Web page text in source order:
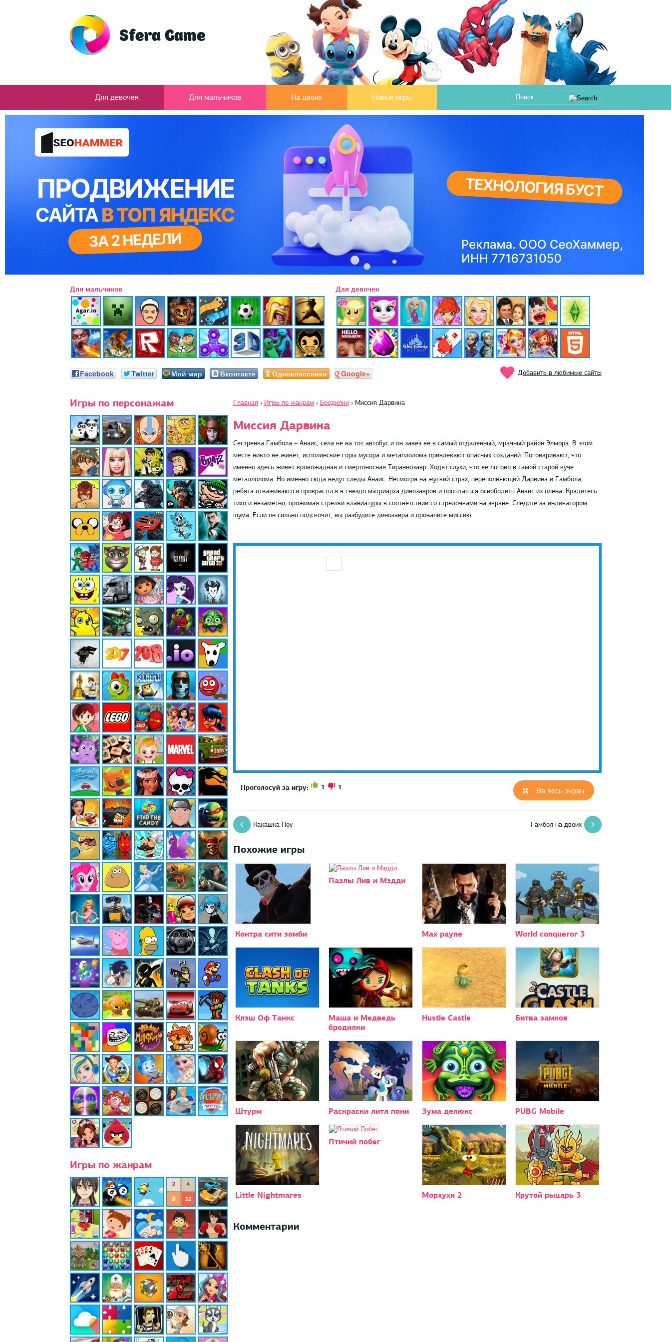
Для девочек Для мальчиков На двоих Новые игры
Для мальчиков Для девочек
Facebook Twitter Мой мир Вконтакте Одноклассники Google+ Добавить в любимые сайты
Игры по персонажам
Игры по жанрам
Главная › Игры по жанрам › Бродилки › Миссия Дарвина
Миссия Дарвина
Сестренка Гамбола – Анаис, села не на тот автобус и он завез ее в самый отдаленный, мрачный район Элмора. В этом
месте никто не живет, исполинские горы мусора и металлолома привлекают опасных созданий. Поговаривают, что
именно здесь живет кровожадная и смертоносная Тираннозавр. Ходят слухи, что ее логово в самой старой куче
металлолома. Но именно сюда ведут следы Анаис. Несмотря на жуткий страх, переполняющий Дарвина и Гамбола,
ребята отваживаются прокрасться в гнездо матриарха динозавров и попытаться освободить Анаис из плена. Крадитесь
тихо и незаметно, прожимая стрелки клавиатуры в соответствии со стрелочками на экране. Следите за индикатором
шума. Если он сильно подскочит, вы разбудите динозавра и провалите миссию.
На весь экран
Проголосуй за игру: 1 1
Какашка Поу Гамбол на двоих
Похожие игры
Контра сити зомби
Пазлы Лив и Мэдди
Max payne World conqueror 3
Клэш Оф Танкс
Маша и Медведь
бродилки
Hustle Castle Битва замков
Штурм Раскраски литл пони Зума делюкс PUBG Mobile
Little Nightmares
Птичий побег
Морхухн 2 Крутой рыцарь 3
Комментарии